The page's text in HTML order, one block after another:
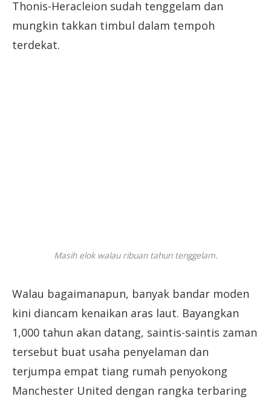
Thonis-Heracleion sudah tenggelam dan
mungkin takkan timbul dalam tempoh
terdekat.
Masih elok walau ribuan tahun tenggelam.
Walau bagaimanapun, banyak bandar moden
kini diancam kenaikan aras laut. Bayangkan
1,000 tahun akan datang, saintis-saintis zaman
tersebut buat usaha penyelaman dan
terjumpa empat tiang rumah penyokong
Manchester United dengan rangka terbaring